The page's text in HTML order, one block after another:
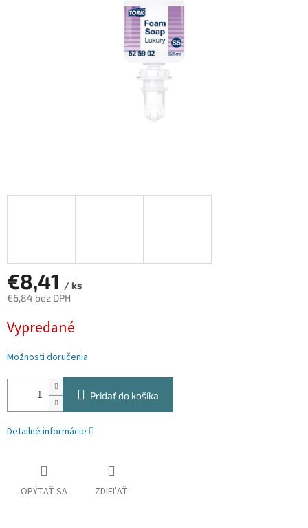
€8,41 / ks
€6,84 bez DPH
cena:
Vypredané
Možnosti doručenia
Pridať do košíka
Detailné informácie
OPÝTAŤ SA ZDIEĽAŤ